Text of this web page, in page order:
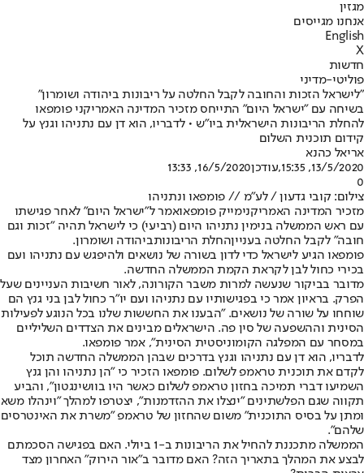
מגזין
אנחנו מגייסים
English
X
חדשות
פוליטי-מדיני
"לישראל הזכות והחובה לקבל החלטה על ריבונות ביהודה ושומרון"
בשיחה עם "ישראל היום" התייחס מזכיר המדינה האמריקני פומפאו
להחלת הריבונות הישראלית ביו"ש • לדבריו, הוא דן עם נתניהו וגנץ על
קידום תוכנית השלום
אריאל כהנא
13/5/2020, 15:35
,עודכן16/5/2020, 13:33
0
צילום: קובי גדעון / לע"מ // פומפאו ונתניהו
מזכיר המדינה האמריקנימייק פומפאואמר ל"ישראל היום" לאחר פגישתו
עם ראש הממשלה בנימין נתניהו היום (רביעי) כי לישראל תהיה "זכות וגם
חובה" לקבל החלטה בענייןהחלת הריבונותביהודה ושומרון.
פומפאו הגיע לישראל כדי לדון בשורה של נושאים ולהיפגש עם נתניהו ועם
בכירי כחול לבן לקראת הקמת הממשלה החדשה.
מדובר בביקור שנעשה למרות משבר הקורונה, לאור חשיבות העניינים שעל
הפרק. בראיון אמר כי בפגישותיו עם נתניהו ועם יו"ר כחול לבן בני גנץ הם
שוחחו על שורה של נושאים. "הבענו את החששות שלנו בכל הנוגע לפעילות
הסינית וההשפעה של סין פה. הישראלים מבינים את הצדדים השליליים
במסחר עם המפלגה הקומוניסטית הסינית", אמר פומפאו.
לדבריו, הוא דן עם נתניהו וגנץ בדרכים שבהן הממשלה החדשה תוכל
לקדם את תוכנית טראמפ לשלום. פומפאו הזכיר כי "הן נתניהו והן גנץ
השמיעו דברי תמיכה בחזון טראמפ לשלום כאשר היו בוושינגטון", והביע
תקווה שגם הפלשתינים "ינצלו את ההזדמנות", יצטרפו למהלך "וינהלו משא
ומתן על בסיס התוכנית" משום שהחזון של טראמפ "משרת את האינטרסים
שלהם".
הממשלה מתכננת להחיל את הריבונות ב-1 ביולי. האם בפגישה הסכמתם
לבצע את המהלך בתאריך הזה? האם מדובר ב"אור הירוק" האחרון מצד